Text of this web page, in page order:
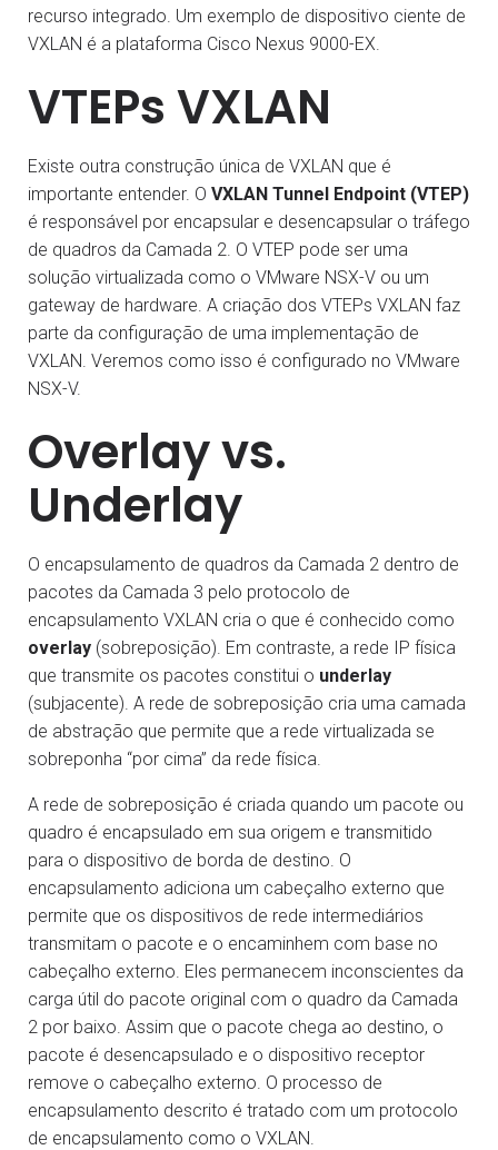
recurso integrado. Um exemplo de dispositivo ciente de
VXLAN é a plataforma Cisco Nexus 9000-EX.
VTEPs VXLAN
Existe outra construção única de VXLAN que é
importante entender. O VXLAN Tunnel Endpoint (VTEP)
é responsável por encapsular e desencapsular o tráfego
de quadros da Camada 2. O VTEP pode ser uma
solução virtualizada como o VMware NSX-V ou um
gateway de hardware. A criação dos VTEPs VXLAN faz
parte da configuração de uma implementação de
VXLAN. Veremos como isso é configurado no VMware
NSX-V.
Overlay vs.
Underlay
O encapsulamento de quadros da Camada 2 dentro de
pacotes da Camada 3 pelo protocolo de
encapsulamento VXLAN cria o que é conhecido como
overlay (sobreposição). Em contraste, a rede IP física
que transmite os pacotes constitui o underlay
(subjacente). A rede de sobreposição cria uma camada
de abstração que permite que a rede virtualizada se
sobreponha “por cima” da rede física.
A rede de sobreposição é criada quando um pacote ou
quadro é encapsulado em sua origem e transmitido
para o dispositivo de borda de destino. O
encapsulamento adiciona um cabeçalho externo que
permite que os dispositivos de rede intermediários
transmitam o pacote e o encaminhem com base no
cabeçalho externo. Eles permanecem inconscientes da
carga útil do pacote original com o quadro da Camada
2 por baixo. Assim que o pacote chega ao destino, o
pacote é desencapsulado e o dispositivo receptor
remove o cabeçalho externo. O processo de
encapsulamento descrito é tratado com um protocolo
de encapsulamento como o VXLAN.